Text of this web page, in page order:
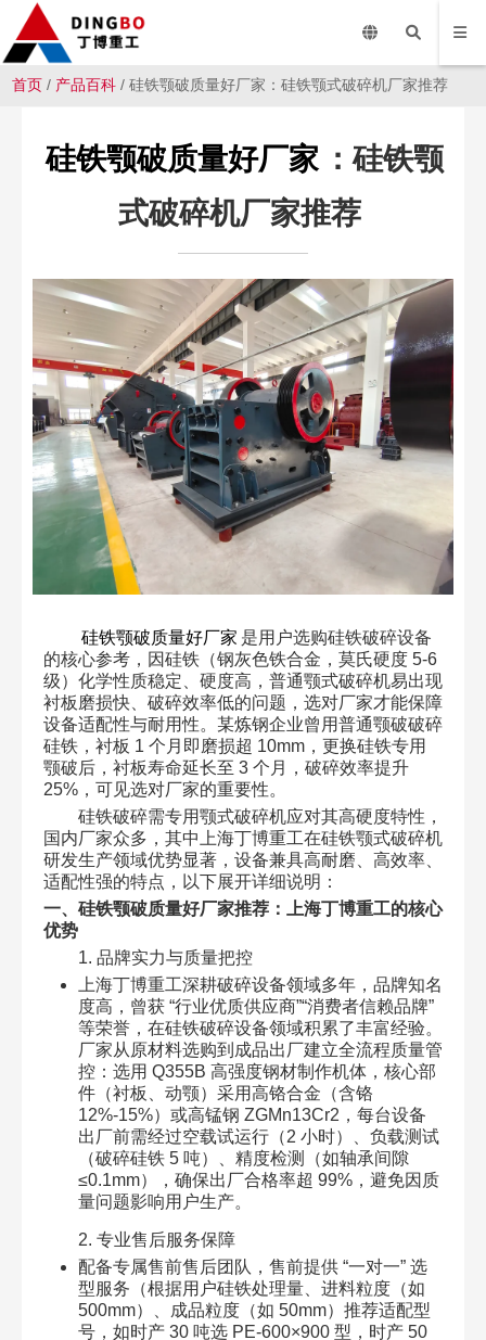
首页 / 产品百科 / 硅铁颚破质量好厂家：硅铁颚式破碎机厂家推荐
硅铁颚破质量好厂家 ：硅铁颚
式破碎机厂家推荐
硅铁颚破质量好厂家 是用户选购硅铁破碎设备
的核心参考，因硅铁（钢灰色铁合金，莫氏硬度 5-6
级）化学性质稳定、硬度高，普通颚式破碎机易出现
衬板磨损快、破碎效率低的问题，选对厂家才能保障
设备适配性与耐用性。某炼钢企业曾用普通颚破破碎
硅铁，衬板 1 个月即磨损超 10mm，更换硅铁专用
颚破后，衬板寿命延长至 3 个月，破碎效率提升
25%，可见选对厂家的重要性。​
硅铁破碎需专用颚式破碎机应对其高硬度特性，
国内厂家众多，其中上海丁博重工在硅铁颚式破碎机
研发生产领域优势显著，设备兼具高耐磨、高效率、
适配性强的特点，以下展开详细说明：
一、硅铁颚破质量好厂家推荐：上海丁博重工的核心
优势​
1. 品牌实力与质量把控​
上海丁博重工深耕破碎设备领域多年，品牌知名
度高，曾获 “行业优质供应商”“消费者信赖品牌”
等荣誉，在硅铁破碎设备领域积累了丰富经验。
厂家从原材料选购到成品出厂建立全流程质量管
控：选用 Q355B 高强度钢材制作机体，核心部
件（衬板、动颚）采用高铬合金（含铬
12%-15%）或高锰钢 ZGMn13Cr2，每台设备
出厂前需经过空载试运行（2 小时）、负载测试
（破碎硅铁 5 吨）、精度检测（如轴承间隙
≤0.1mm），确保出厂合格率超 99%，避免因质
量问题影响用户生产。​
2. 专业售后服务保障​
配备专属售前售后团队，售前提供 “一对一” 选
型服务（根据用户硅铁处理量、进料粒度（如
500mm）、成品粒度（如 50mm）推荐适配型
号，如时产 30 吨选 PE-600×900 型，时产 50